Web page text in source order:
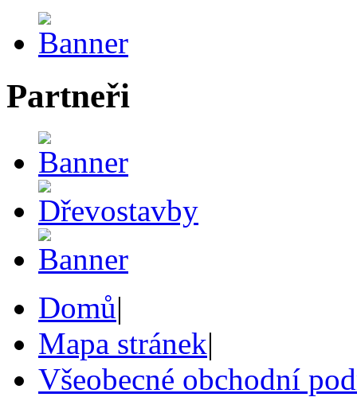
Partneři
Domů|
Mapa stránek|
Všeobecné obchodní